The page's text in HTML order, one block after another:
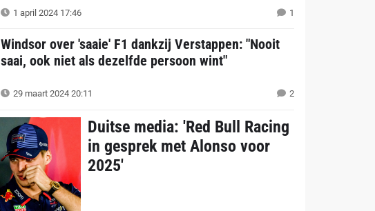
1 april 2024 17:46 1
Windsor over 'saaie' F1 dankzij Verstappen: "Nooit
saai, ook niet als dezelfde persoon wint"
29 maart 2024 20:11 2
Duitse media: 'Red Bull Racing
in gesprek met Alonso voor
2025'